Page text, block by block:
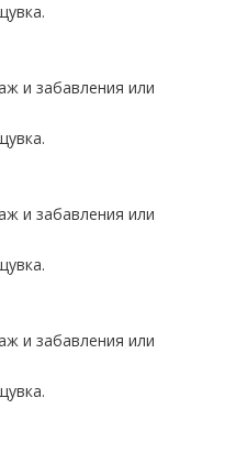
и забавления или
и забавления или
и забавления или